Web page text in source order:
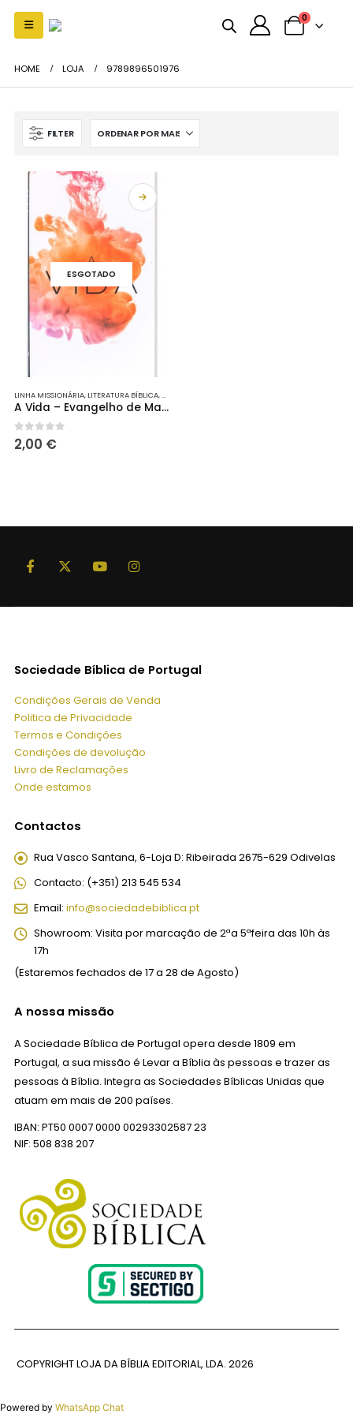
0
HOME LOJA 9789896501976
FILTER
ESGOTADO
LINHA MISSIONÁRIA, LITERATURA BÍBLICA,PORÇÕES
A Vida – Evangelho de Marcos
0 out of 5
2,00 €
Sociedade Bíblica de Portugal
Condições Gerais de Venda
Politica de Privacidade
Termos e Condições
Condições de devolução
Livro de Reclamações
Onde estamos
Contactos
Rua Vasco Santana, 6-Loja D: Ribeirada 2675-629 Odivelas
Contacto: (+351) 213 545 534
Email: info@sociedadebiblica.pt
Showroom: Visita por marcação de 2ªa 5ªfeira das 10h às
17h
(Estaremos fechados de 17 a 28 de Agosto)
A nossa missão
A Sociedade Bíblica de Portugal opera desde 1809 em
Portugal, a sua missão é Levar a Bíblia às pessoas e trazer as
pessoas à Bíblia. Integra as Sociedades Bíblicas Unidas que
atuam em mais de 200 países.
IBAN: PT50 0007 0000 00293302587 23
NIF: 508 838 207
COPYRIGHT LOJA DA BÍBLIA EDITORIAL, LDA. 2026
Powered by WhatsApp Chat